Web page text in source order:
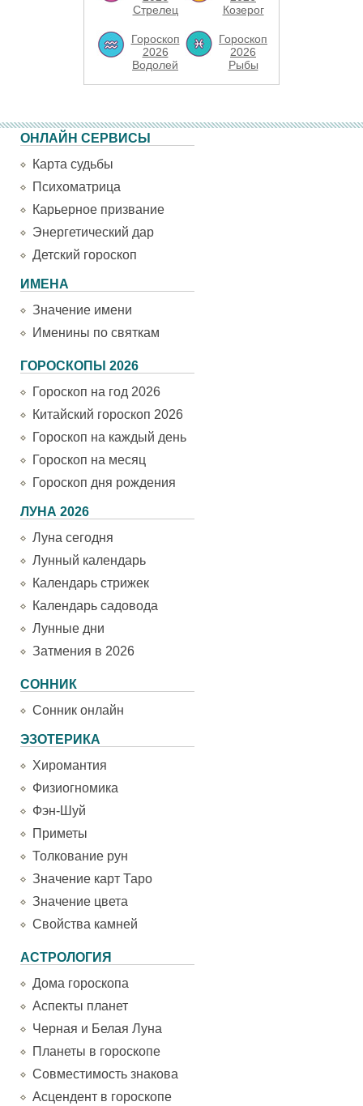
Стрелец
Козерог
Гороскоп
2026
Водолей
Гороскоп
2026
Рыбы
ОНЛАЙН СЕРВИСЫ
Карта судьбы
Психоматрица
Карьерное призвание
Энергетический дар
Детский гороскоп
ИМЕНА
Значение имени
Именины по святкам
ГОРОСКОПЫ 2026
Гороскоп на год 2026
Китайский гороскоп 2026
Гороскоп на каждый день
Гороскоп на месяц
Гороскоп дня рождения
ЛУНА 2026
Луна сегодня
Лунный календарь
Календарь стрижек
Календарь садовода
Лунные дни
Затмения в 2026
СОННИК
Сонник онлайн
ЭЗОТЕРИКА
Хиромантия
Физиогномика
Фэн-Шуй
Приметы
Толкование рун
Значение карт Таро
Значение цвета
Свойства камней
АСТРОЛОГИЯ
Дома гороскопа
Аспекты планет
Черная и Белая Луна
Планеты в гороскопе
Совместимость знакова
Асцендент в гороскопе